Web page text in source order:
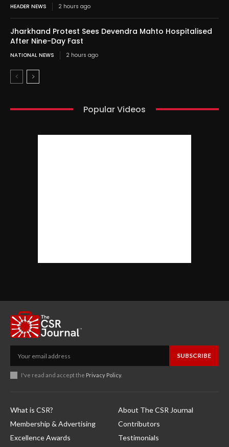
HEADER NEWS 2 hours ago
Jharkhand Protest Sees Devendra Mahto Hospitalised
After Nine-Day Fast
NATIONAL NEWS 2 hours ago
Popular Videos
SUBSCRIBE
I've read and accept the Privacy Policy.
What is CSR?
Membership & Advertising
Excellence Awards
About The CSR Journal
Contributors
Testimonials